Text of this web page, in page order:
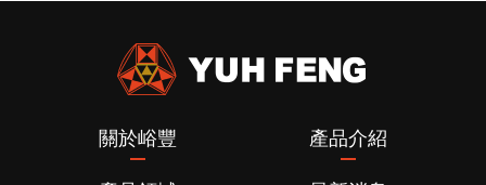
關於峪豐 產品介紹